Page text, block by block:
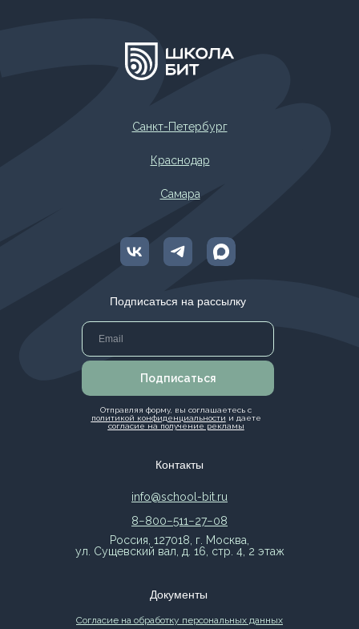
Россия, 127018, г. Москва,
ул. Сущевский вал, д. 16, стр. 4, 2 этаж
info@school-bit.ru
8−800−511−27−08
Согласие на обработку персональных данных
Отправляя форму, вы соглашаетесь с
политикой конфиденциальности и даете
согласие на получение рекламы
Контакты
Подписаться на рассылку
Документы
Самара
Краснодар
Санкт-Петербург
Подписаться